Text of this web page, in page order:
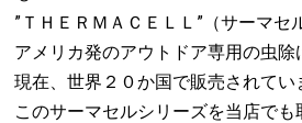
”ＴＨＥＲＭＡＣＥＬＬ”（サーマセ
アメリカ発のアウトドア専用の虫除
現在、世界２０か国で販売されてい
このサーマセルシリーズを当店でも